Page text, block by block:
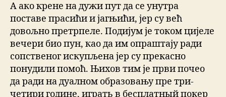
А ако крене на дужи пут да се унутра
поставе прасићи и јагњићи, јер су већ
довољно претрпеле. Подијум је током цијеле
вечери био пун, као да им опраштају ради
сопственог искупљена јер су прекасно
понудили помоћ. Њихов тим је први почео
да ради на дуалном образовању пре три-
четири године, играть в бесплатный покер